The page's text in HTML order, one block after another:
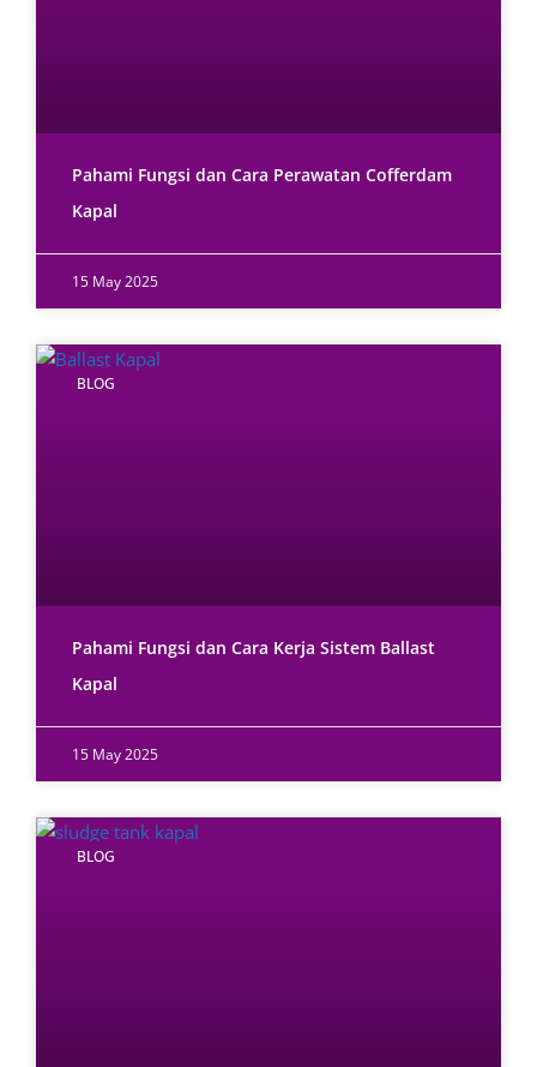
Pahami Fungsi dan Cara Perawatan Cofferdam
Kapal
15 May 2025
BLOG
Pahami Fungsi dan Cara Kerja Sistem Ballast
Kapal
15 May 2025
BLOG